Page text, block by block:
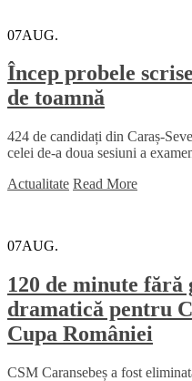
07AUG.
Încep probele
de toamnă
424 de candidați din Caraș-
celei de-a doua sesiuni a
Actualitate Read More
07AUG.
120 de minute
dramatică pentru
Cupa României
CSM Caransebeș a fost